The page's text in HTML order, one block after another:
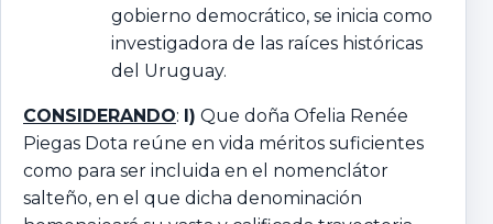
gobierno democrático, se inicia como
investigadora de las raíces históricas
del Uruguay.
CONSIDERANDO: I) Que doña Ofelia Renée
Piegas Dota reúne en vida méritos suficientes
como para ser incluida en el nomenclátor
salteño, en el que dicha denominación